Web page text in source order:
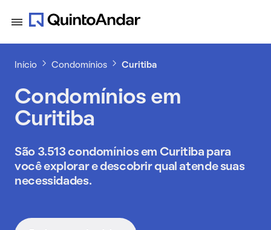
Início Condomínios Curitiba
Condomínios em
Curitiba
São 3.513 condomínios em Curitiba para
você explorar e descobrir qual atende suas
necessidades.